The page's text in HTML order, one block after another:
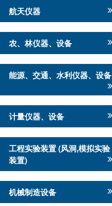
航天仪器
农、林仪器、设备
能源、交通、水利仪器、设备
计量仪器、设备
工程实验装置 (风洞,模拟实验
装置)
机械制造设备